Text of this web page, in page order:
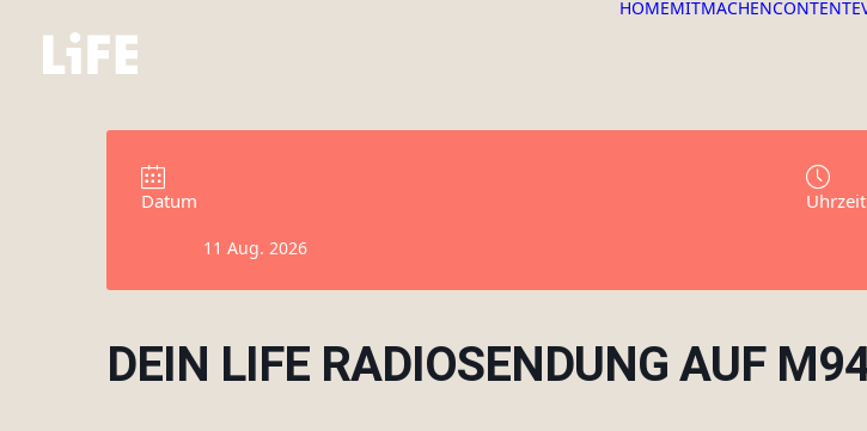
HOMEMITMACHENCONTENT
Datum
11 Aug. 2026
Uhrzeit
DEIN LIFE RADIOSENDUNG AUF